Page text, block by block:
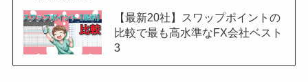
【最新20社】スワップポイントの
比較で最も高水準なFX会社ベスト
3